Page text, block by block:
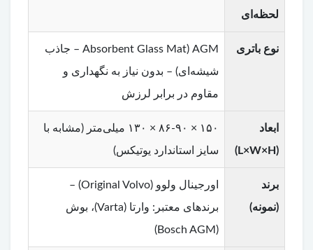
لحظه‌ای
نوع باتری
AGM (Absorbent Glass Mat – جاذب
شیشه‌ای) – بدون نیاز به نگهداری و
مقاوم در برابر لرزش
ابعاد
(L×W×H)
۱۵۰ × ۸۶-۹۰ × ۱۳۰ میلی‌متر (مشابه با
سایز استاندارد یوتیکس)
برند
(نمونه)
اورجینال ولوو (Original Volvo) –
برندهای معتبر: وارتا (Varta)، بوش
(Bosch AGM)